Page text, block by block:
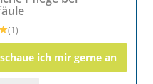
bei Problemen wie
die Hornstruktur
natürliche Wirkstoffe
(1)
ich mir gerne an